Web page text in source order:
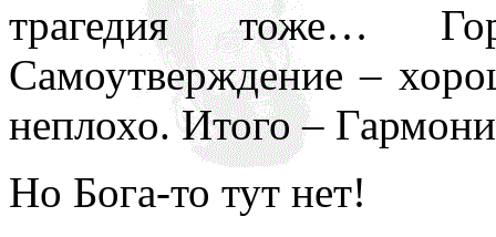
трагедия тоже…
Самоутверждение –
неплохо. Итого –
Но Бога-то тут нет!